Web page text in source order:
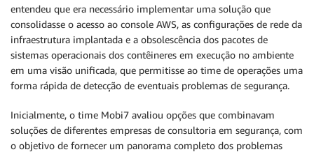
entendeu que era necessário implementar uma solução que
consolidasse o acesso ao console AWS, as configurações de rede da
infraestrutura implantada e a obsolescência dos pacotes de
sistemas operacionais dos contêineres em execução no ambiente
em uma visão unificada, que permitisse ao time de operações uma
forma rápida de detecção de eventuais problemas de segurança.
Inicialmente, o time Mobi7 avaliou opções que combinavam
soluções de diferentes empresas de consultoria em segurança, com
o objetivo de fornecer um panorama completo dos problemas